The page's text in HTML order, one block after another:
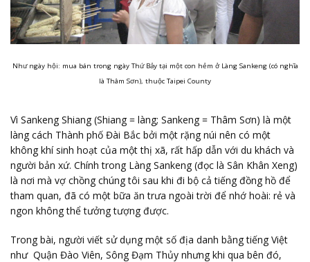
Như ngày hội: mua bán trong ngày Thứ Bảy tại một con hẻm ở Làng Sankeng (có nghĩa
là Thâm Sơn), thuộc Taipei County
Vì Sankeng Shiang (Shiang = làng; Sankeng = Thâm Sơn) là một
làng cách Thành phố Đài Bắc bởi một rặng núi nên có một
không khí sinh hoạt của một thị xã, rất hấp dẫn với du khách và
người bản xứ. Chính trong Làng Sankeng (đọc là Sân Khân Xeng)
là nơi mà vợ chồng chúng tôi sau khi đi bộ cả tiếng đồng hồ để
tham quan, đã có một bữa ăn trưa ngoài trời để nhớ hoài: rẻ và
ngon không thể tưởng tượng được.
Trong bài, người viết sử dụng một số địa danh bằng tiếng Việt
như Quận Đào Viên, Sông Đạm Thủy nhưng khi qua bên đó,